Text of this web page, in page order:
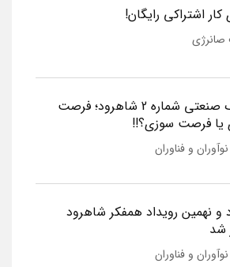
اشتراکی رایگان!
شهرک صنعتی شماره 2 شاهرود؛ فرصت
یا فرصت سوزی؟!!
و فناوران
و نهمین رویداد همفکر شاهرود
شد
و فناوران